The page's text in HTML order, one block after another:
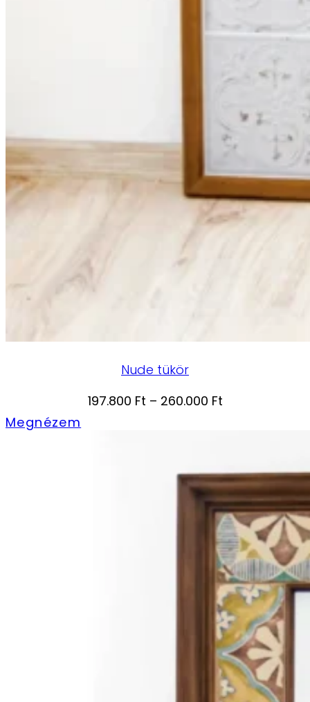
Nude tükör
197.800 Ft – 260.000 FtÁrtartomány:
Megnézem